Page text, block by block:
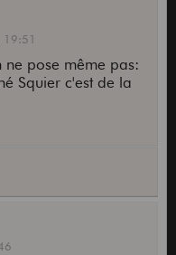
19:51
pose même pas:
Squier c'est de la